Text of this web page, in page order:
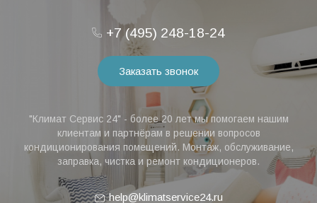
+7 (495) 248-18-24
Заказать звонок
"Климат Сервис 24" - более 20 лет мы помогаем нашим
клиентам и партнёрам в решении вопросов
кондиционирования помещений. Монтаж, обслуживание,
заправка, чистка и ремонт кондиционеров.
help@klimatservice24.ru